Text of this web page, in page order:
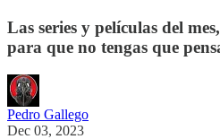
Las series y películas del
para que no tengas que
Pedro Gallego
Dec 03, 2023